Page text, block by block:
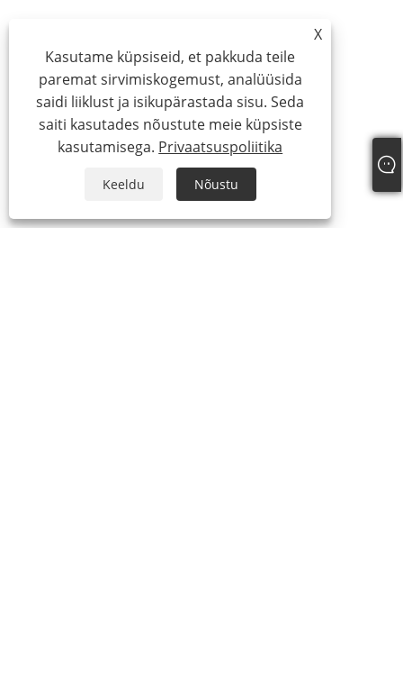
X
Kasutame küpsiseid, et pakkuda teile
paremat sirvimiskogemust, analüüsida
saidi liiklust ja isikupärastada sisu. Seda
saiti kasutades nõustute meie küpsiste
kasutamisega. Privaatsuspoliitika
Keeldu Nõustu